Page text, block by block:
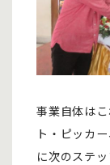
事業自体は
ト・ピッカ
に次のステ